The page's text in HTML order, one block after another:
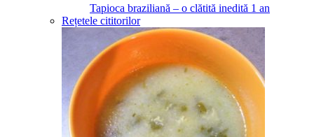
Tapioca braziliană – o clătită inedită 1 an
Rețetele cititorilor